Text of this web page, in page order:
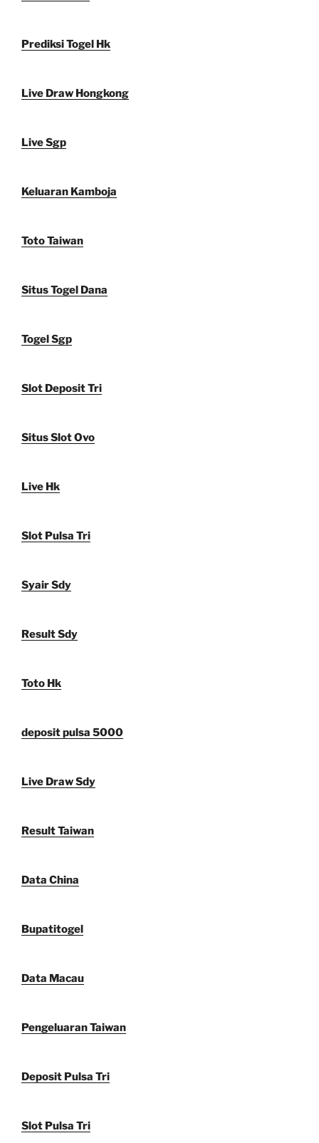
Prediksi Togel Hk
Live Draw Hongkong
Live Sgp
Keluaran Kamboja
Toto Taiwan
Situs Togel Dana
Togel Sgp
Slot Deposit Tri
Situs Slot Ovo
Live Hk
Slot Pulsa Tri
Syair Sdy
Result Sdy
Toto Hk
deposit pulsa 5000
Live Draw Sdy
Result Taiwan
Data China
Bupatitogel
Data Macau
Pengeluaran Taiwan
Deposit Pulsa Tri
Slot Pulsa Tri